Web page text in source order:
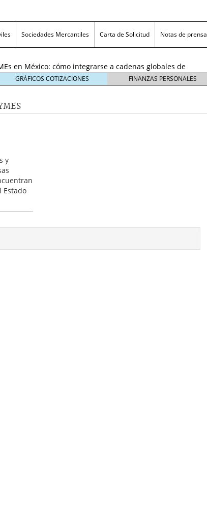
Sociedades Mercantiles Carta de Solicitud Notas de prensa
Mexicanas rumbo al Mundial 2026: cómo prepararse
de consumidores 6 enero, 2026
qué segmentos están creciendo y cómo aprovechar la
en México: cómo integrarse a cadenas globales de
2026
económico 2026 en las pequeñas y medianas
en crisis: despidos y pérdidas en miles de PYMEs
Mexicanas rumbo al Mundial 2026: cómo prepararse
consumidores
segmentos están creciendo y cómo aprovechar la
2026
GRÁFICOS COTIZACIONES FINANZAS PERSONALES
y
Estado